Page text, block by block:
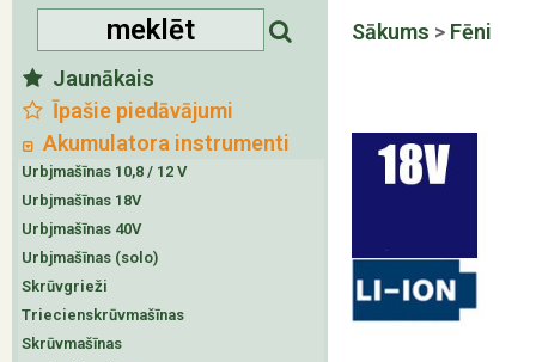
Jaunākais
Īpašie piedāvājumi
Akumulatora instrumenti
Urbjmašīnas 10,8 / 12 V
Urbjmašīnas 18V
Urbjmašīnas 40V
Urbjmašīnas (solo)
Skrūvgrieži
Triecienskrūvmašīnas
Skrūvmašīnas
Sākums > Fēni